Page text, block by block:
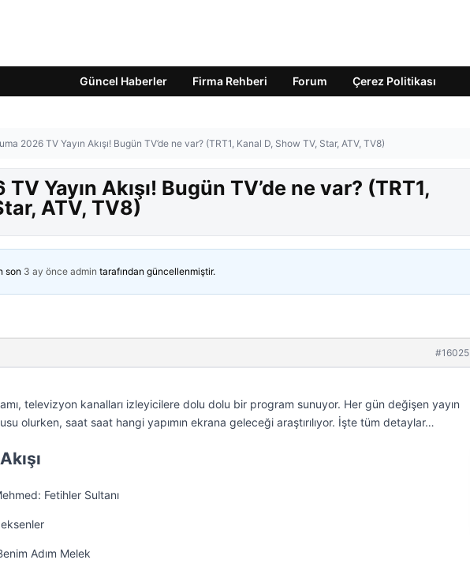
Güncel Haberler Firma Rehberi Forum Çerez Politikası
2026 TV Yayın Akışı! Bugün TV’de ne var? (TRT1, Kanal D, Show TV, Star, ATV, TV8)
Yayın Akışı! Bugün TV’de ne var? (TRT1,
ATV, TV8)
son 3 ay önce admin tarafından güncellenmiştir.
#16025
televizyon kanalları izleyicilere dolu dolu bir program sunuyor. Her gün değişen yayın
olurken, saat saat hangi yapımın ekrana geleceği araştırılıyor. İşte tüm detaylar…
Fetihler Sultanı
Adım Melek